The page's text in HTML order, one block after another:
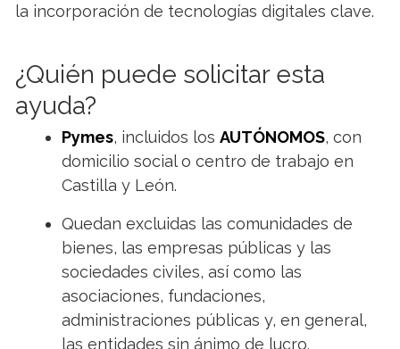
la incorporación de tecnologías digitales clave.
¿Quién puede solicitar esta
ayuda?
Pymes, incluidos los AUTÓNOMOS, con
domicilio social o centro de trabajo en
Castilla y León.
Quedan excluidas las comunidades de
bienes, las empresas públicas y las
sociedades civiles, así como las
asociaciones, fundaciones,
administraciones públicas y, en general,
las entidades sin ánimo de lucro.